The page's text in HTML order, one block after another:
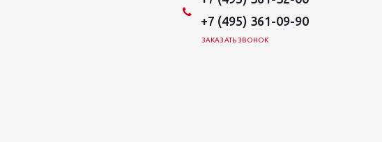
+7 (495) 361-09-90
ЗАКАЗАТЬ ЗВОНОК